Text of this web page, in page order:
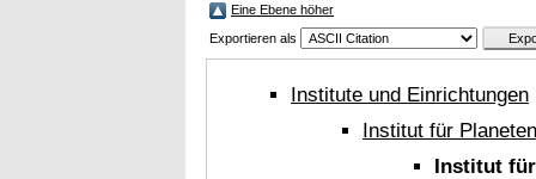
Eine Ebene höher
Exportieren als
Institute und Einrichtungen
Institut für
Institut